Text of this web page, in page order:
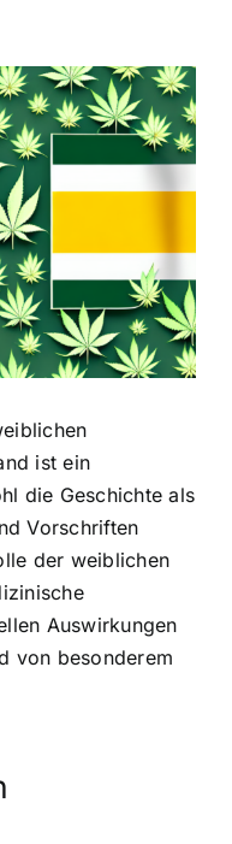
ist ein
die Geschichte als
Vorschriften
der weiblichen
Auswirkungen
von besonderem